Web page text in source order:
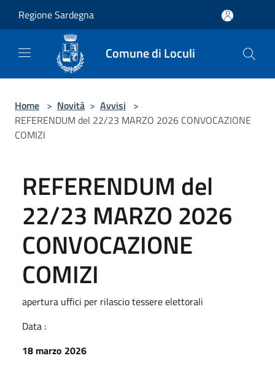
Regione Sardegna
Comune di Loculi
Home > Novità > Avvisi >
REFERENDUM del 22/23 MARZO 2026 CONVOCAZIONE
COMIZI
REFERENDUM del
22/23 MARZO 2026
CONVOCAZIONE
COMIZI
apertura uffici per rilascio tessere elettorali
Data :
18 marzo 2026